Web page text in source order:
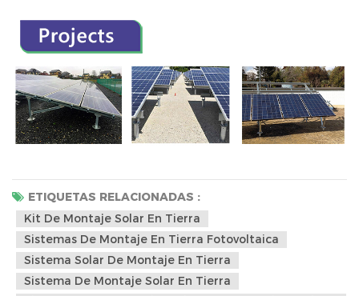
ETIQUETAS RELACIONADAS :
Kit De Montaje Solar En Tierra
Sistemas De Montaje En Tierra Fotovoltaica
Sistema Solar De Montaje En Tierra
Sistema De Montaje Solar En Tierra